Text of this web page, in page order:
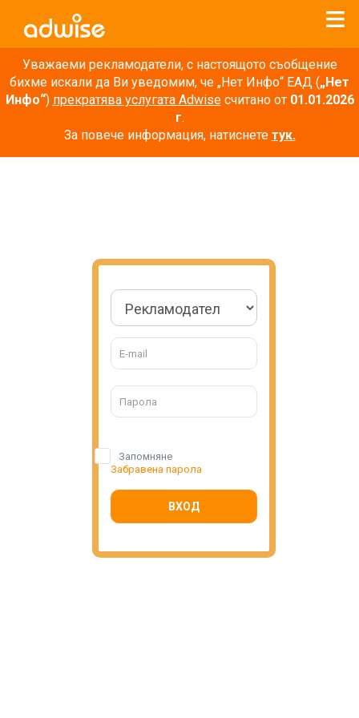
Уважаеми рекламодатели, с настоящото съобщение
бихме искали да Ви уведомим, че „Нет Инфо“ ЕАД („Нет
Инфо“) прекратява услугата Adwiseсчитано от 01.01.2026
г.
За повече информация, натиснете тук.
Запомняне
Забравена парола
ВХОД